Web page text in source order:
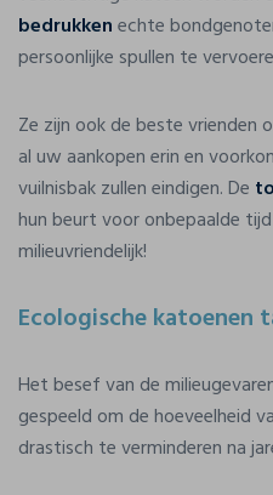
bedrukkenechte
persoonlijke spullen te
Ze zijn ook de beste vrienden
al uw aankopen erin en
vuilnisbak zullen eindigen. De
hun beurt voor onbepaalde
milieuvriendelijk!
Ecologische katoenen
Het besef van de
gespeeld om de hoeveelheid
drastisch te verminderen na